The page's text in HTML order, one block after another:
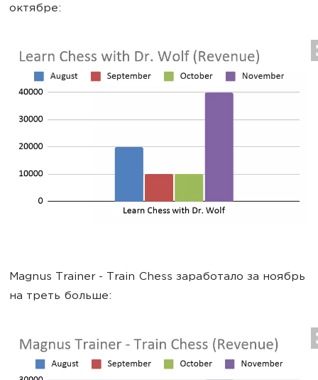
октябре:
Magnus Trainer - Train Chess заработало за ноябрь
на треть больше: